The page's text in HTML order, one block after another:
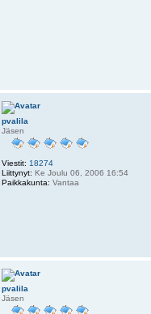
pvalila
Jäsen
Viestit: 18274
Liittynyt: Ke Joulu 06, 2006 16:54
Paikkakunta: Vantaa
pvalila
Jäsen